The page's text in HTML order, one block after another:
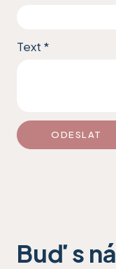
Text *
ODESLAT
Buď s